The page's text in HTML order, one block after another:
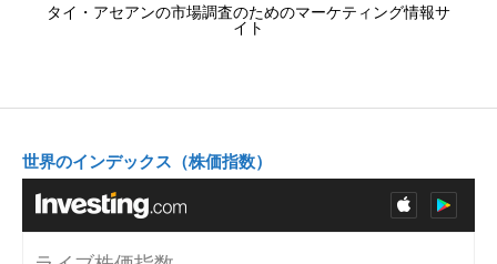
タイ・アセアンの市場調査のためのマーケティング情報サ
イト
世界のインデックス（株価指数）